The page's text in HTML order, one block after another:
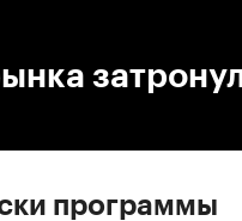
программы